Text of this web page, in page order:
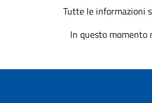
Tutte le informazioni
In questo momento